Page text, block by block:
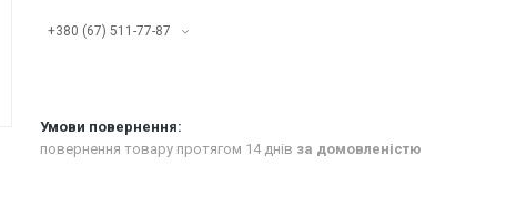
+380 (67) 511-77-87
повернення товару протягом 14 днів за домовленістю